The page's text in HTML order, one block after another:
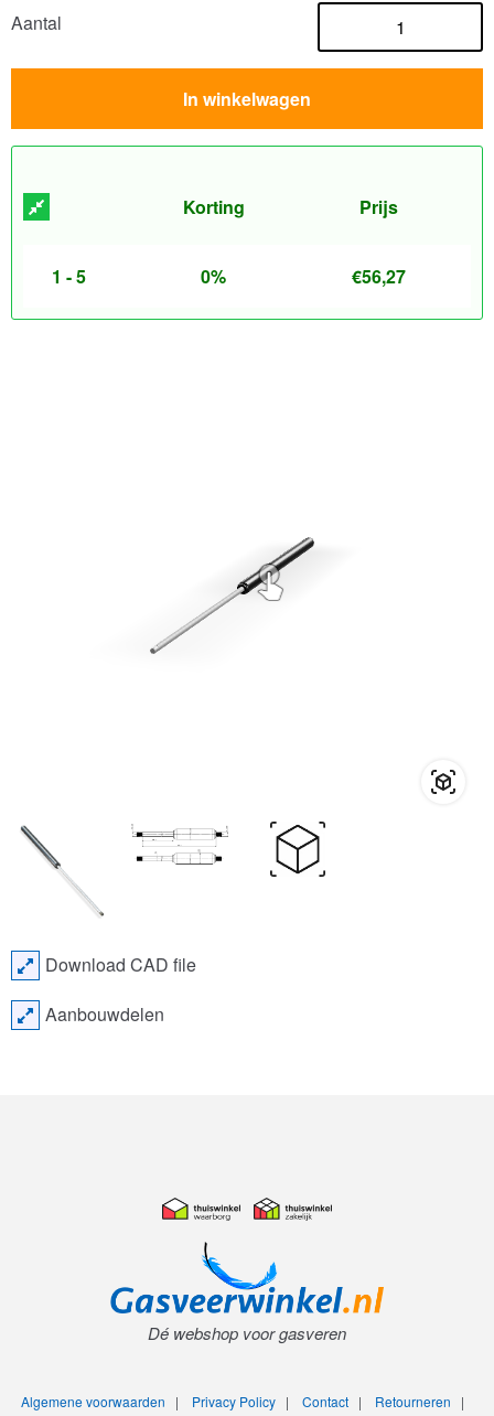
Aantal
In winkelwagen
Korting Prijs
1 - 5 0% €56,27
Download CAD file
Aanbouwdelen
Dé webshop voor gasveren
Algemene voorwaarden | Privacy Policy| Contact| Retourneren |